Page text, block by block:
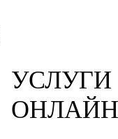
УСЛУГИ
ОНЛАЙН